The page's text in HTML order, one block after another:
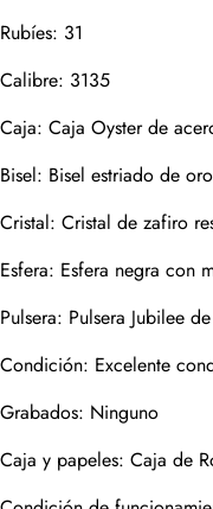
Rubíes: 31
Calibre: 3135
Caja: Caja Oyster de
Bisel: Bisel estriado de
Cristal: Cristal de zafiro
Esfera: Esfera negra con
Pulsera: Pulsera Jubilee
Condición: Excelente
Grabados: Ninguno
Caja y papeles: Caja de